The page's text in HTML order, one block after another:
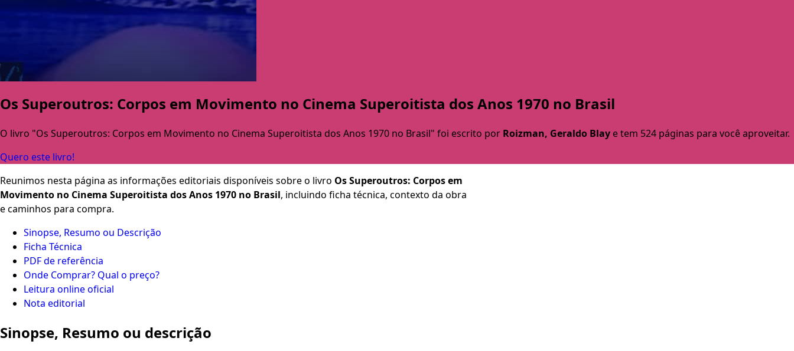
Os Superoutros: Corpos em Movimento no Cinema Superoitista dos Anos 1970 no Brasil
O livro "Os Superoutros: Corpos em Movimento no Cinema Superoitista dos Anos 1970 no Brasil" foi escrito por Roizman, Geraldo Blay e tem 524 páginas para você aproveitar.
Quero este livro!
Reunimos nesta página as informações editoriais disponíveis sobre o livro Os Superoutros: Corpos em
Movimento no Cinema Superoitista dos Anos 1970 no Brasil, incluindo ficha técnica, contexto da obra
e caminhos para compra.
Sinopse, Resumo ou Descrição
Ficha Técnica
PDF de referência
Onde Comprar? Qual o preço?
Leitura online oficial
Nota editorial
Sinopse, Resumo ou descrição